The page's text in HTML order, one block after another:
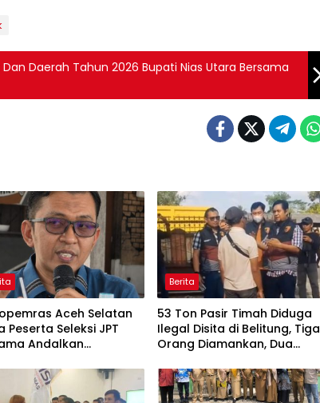
Daerah Tahun 2026 Bupati Nias Utara Bersama
Aceh Selatan
Peserta Seleksi JPT
Andalkan
Kedekatan
Berita
53 Ton Pasir Timah Diduga
Ilegal Disita di Belitung, Tiga
Orang Diamankan, Dua